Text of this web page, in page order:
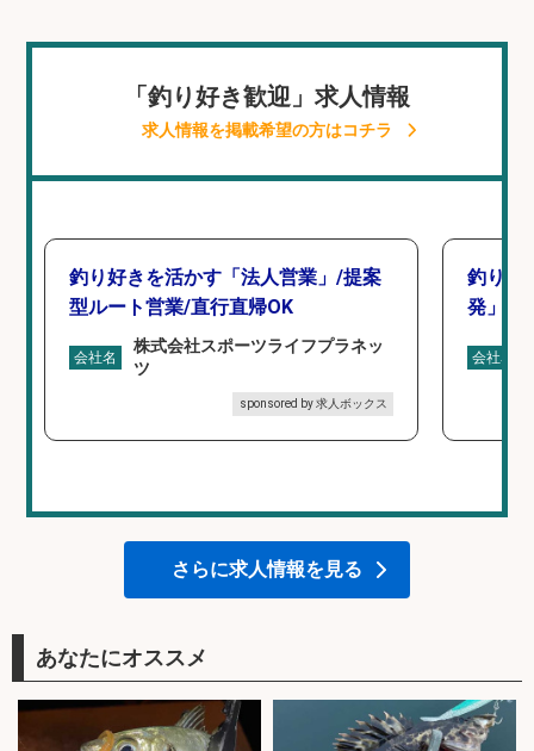
「釣り好き歓迎」求人情報
求人情報を掲載希望の方はコチラ
釣り好きを活かす「法人営業」/提案
型ルート営業/直行直帰OK
会社名
株式会社スポーツライフプラネッ
ツ
sponsored by 求人ボックス
釣り好
発」/
会社名
さらに求人情報を見る
あなたにオススメ